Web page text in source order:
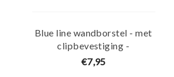
Blue line wandborstel - met
clipbevestiging -
Multifunctionele handborstel
€7,95